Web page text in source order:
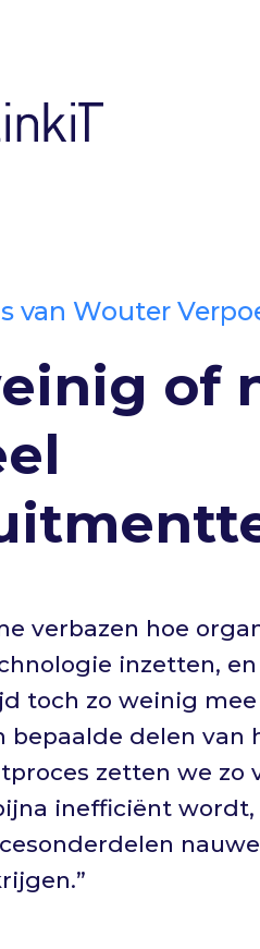
van Wouter
of
verbazen hoe
inzetten,
toch zo weinig mee
bepaalde delen van
zetten we zo
inefficiënt